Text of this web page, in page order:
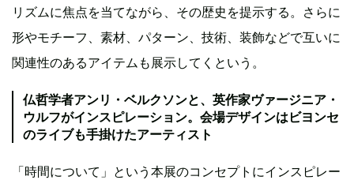
リズムに焦点を当てながら、その歴史を提示する。さらに
形やモチーフ、素材、パターン、技術、装飾などで互いに
関連性のあるアイテムも展示してくという。
仏哲学者アンリ・ベルクソンと、英作家ヴァージニア・
ウルフがインスピレーション。会場デザインはビヨンセ
のライブも手掛けたアーティスト
「時間について」という本展のコンセプトにインスピレー